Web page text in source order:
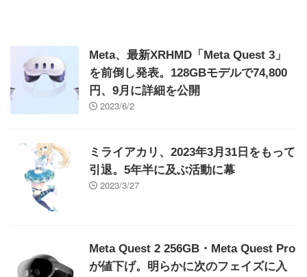
Meta、最新XRHMD「Meta Quest 3」
を前倒し発表。128GBモデルで74,800
円、9月に詳細を公開
2023/6/2
ミライアカリ、2023年3月31日をもって
引退。5年半に及ぶ活動に幕
2023/3/27
Meta Quest 2 256GB・Meta Quest Pro
が値下げ。明らかに次のフェイズに入